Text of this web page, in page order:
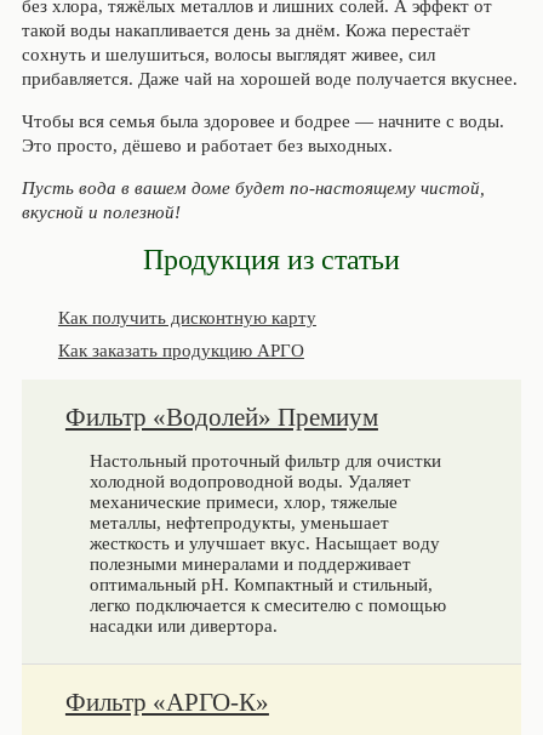
без хлора, тяжёлых металлов и лишних солей. А эффект от
такой воды накапливается день за днём. Кожа перестаёт
сохнуть и шелушиться, волосы выглядят живее, сил
прибавляется. Даже чай на хорошей воде получается вкуснее.
Чтобы вся семья была здоровее и бодрее — начните с воды.
Это просто, дёшево и работает без выходных.
Пусть вода в вашем доме будет по-настоящему чистой,
вкусной и полезной!
Продукция из статьи
Как получить дисконтную карту
Как заказать продукцию АРГО
Фильтр «Водолей» Премиум
Настольный проточный фильтр для очистки
холодной водопроводной воды. Удаляет
механические примеси, хлор, тяжелые
металлы, нефтепродукты, уменьшает
жесткость и улучшает вкус. Насыщает воду
полезными минералами и поддерживает
оптимальный pH. Компактный и стильный,
легко подключается к смесителю с помощью
насадки или дивертора.
Фильтр «АРГО-К»